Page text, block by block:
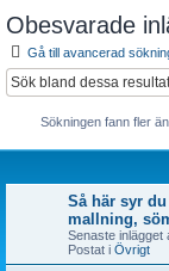
Obesvarade
Gå till avancerad
Sökningen fann fler
Så här syr
mallning,
Senaste inlägget
Postat i Övrigt